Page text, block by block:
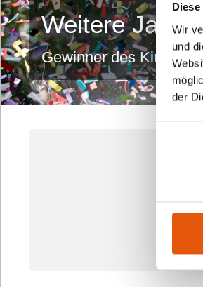
Wir
und
der
Weitere Jahre
Gewinner des